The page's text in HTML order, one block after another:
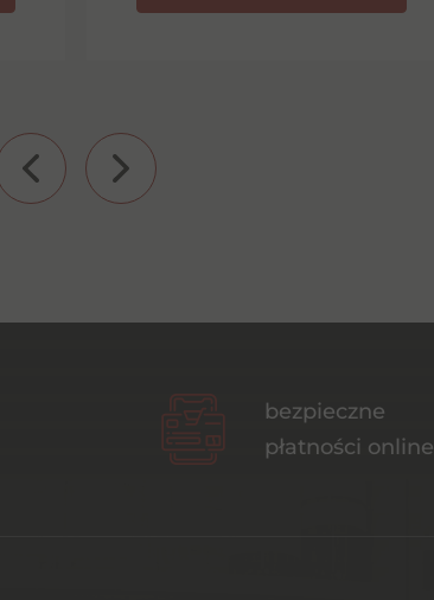
bezpieczne
płatności online